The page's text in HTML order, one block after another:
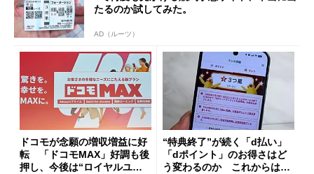
たるのか試してみた。
AD（ルーツ）
ドコモが念願の増収増益に好
転 「ドコモMAX」好調も後
押し、今後は“ロイヤルユー
“特典終了”が続く「d払い」
「dポイント」のお得さはど
う変わるのか これからは